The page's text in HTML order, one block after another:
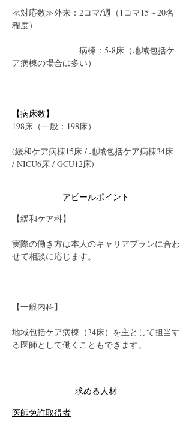
≪対応数≫外来：2コマ/週（1コマ15～20名
程度）
病棟：5-8床（地域包括ケ
ア病棟の場合は多い）
【病床数】
198床（一般：198床）
(緩和ケア病棟15床 / 地域包括ケア病棟34床
/ NICU6床 / GCU12床)
アピールポイント
【緩和ケア科】
実際の働き方は本人のキャリアプランに合わ
せて相談に応じます。
【一般内科】
地域包括ケア病棟（34床）を主として担当す
る医師として働くこともできます。
求める人材
医師免許取得者